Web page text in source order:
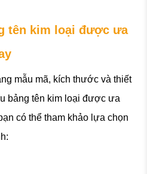
tên kim loại được ưa
mẫu mã, kích thước và thiết
bảng tên kim loại được ưa
có thể tham khảo lựa chọn